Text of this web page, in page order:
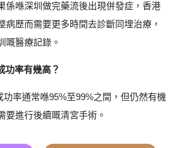
係喺深圳做完藥流後出現併發症，香港
病歷而需要更多時間去診斷同埋治療，
嘅醫療記錄。
功率有幾高？
功率通常喺95%至99%之間，但仍然有機
要進行後續嘅清宮手術。